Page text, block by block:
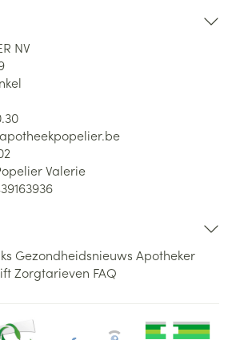
NV
apotheekpopelier.be
Valerie
Gezondheidsnieuws Apotheker
Zorgtarieven FAQ